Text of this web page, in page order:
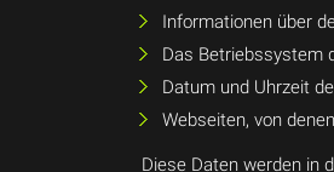
Informationen über
Das Betriebssystem
Datum und Uhrzeit
Webseiten, von
Diese Daten werden in